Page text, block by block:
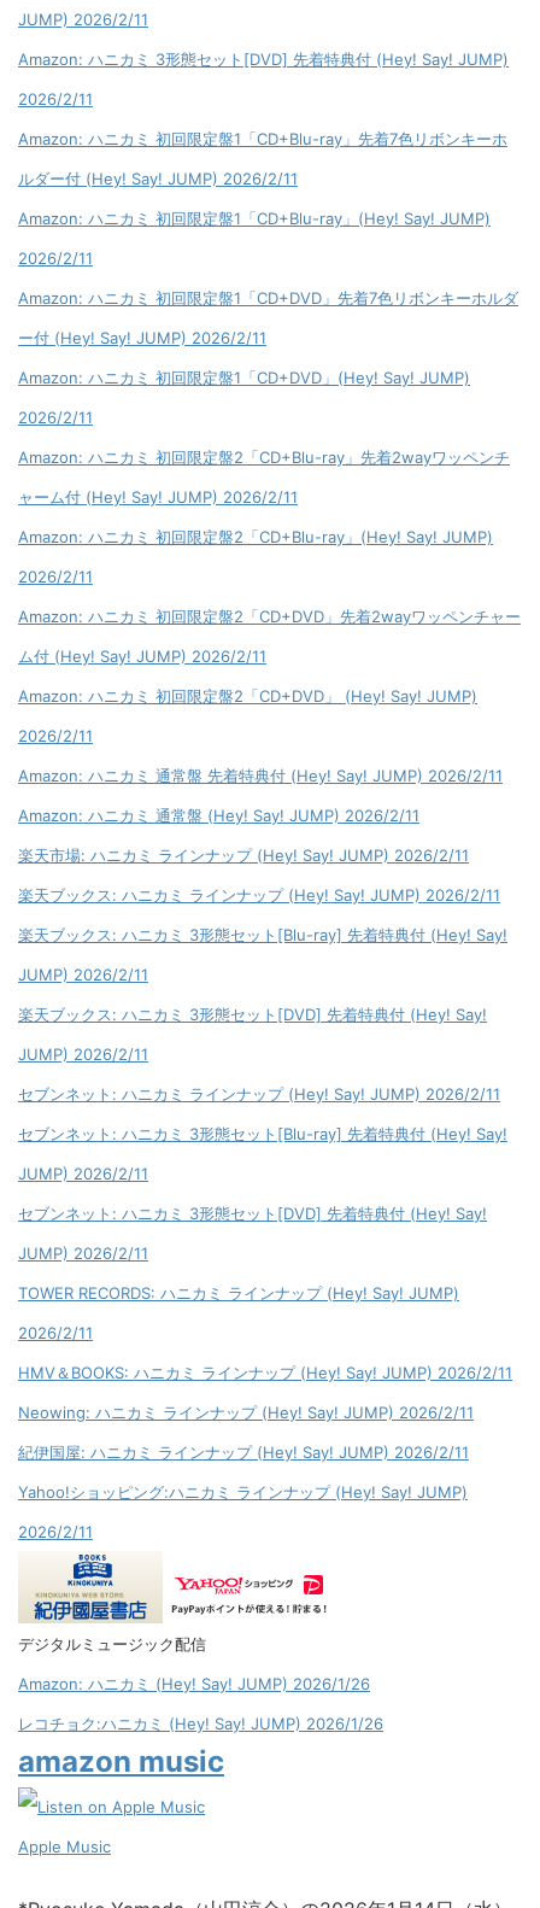
JUMP) 2026/2/11
Amazon: ハニカミ 3形態セット[DVD] 先着特典付 (Hey! Say! JUMP)
2026/2/11
Amazon: ハニカミ 初回限定盤1「CD+Blu-ray」先着7色リボンキーホ
ルダー付 (Hey! Say! JUMP) 2026/2/11
Amazon: ハニカミ 初回限定盤1「CD+Blu-ray」(Hey! Say! JUMP)
2026/2/11
Amazon: ハニカミ 初回限定盤1「CD+DVD」先着7色リボンキーホルダ
ー付 (Hey! Say! JUMP) 2026/2/11
Amazon: ハニカミ 初回限定盤1「CD+DVD」(Hey! Say! JUMP)
2026/2/11
Amazon: ハニカミ 初回限定盤2「CD+Blu-ray」先着2wayワッペンチ
ャーム付 (Hey! Say! JUMP) 2026/2/11
Amazon: ハニカミ 初回限定盤2「CD+Blu-ray」(Hey! Say! JUMP)
2026/2/11
Amazon: ハニカミ 初回限定盤2「CD+DVD」先着2wayワッペンチャー
ム付 (Hey! Say! JUMP) 2026/2/11
Amazon: ハニカミ 初回限定盤2「CD+DVD」 (Hey! Say! JUMP)
2026/2/11
Amazon: ハニカミ 通常盤 先着特典付 (Hey! Say! JUMP) 2026/2/11
Amazon: ハニカミ 通常盤 (Hey! Say! JUMP) 2026/2/11
楽天市場: ハニカミ ラインナップ (Hey! Say! JUMP) 2026/2/11
楽天ブックス: ハニカミ ラインナップ (Hey! Say! JUMP) 2026/2/11
楽天ブックス: ハニカミ 3形態セット[Blu-ray] 先着特典付 (Hey! Say!
JUMP) 2026/2/11
楽天ブックス: ハニカミ 3形態セット[DVD] 先着特典付 (Hey! Say!
JUMP) 2026/2/11
セブンネット: ハニカミ ラインナップ (Hey! Say! JUMP) 2026/2/11
セブンネット: ハニカミ 3形態セット[Blu-ray] 先着特典付 (Hey! Say!
JUMP) 2026/2/11
セブンネット: ハニカミ 3形態セット[DVD] 先着特典付 (Hey! Say!
JUMP) 2026/2/11
TOWER RECORDS: ハニカミ ラインナップ (Hey! Say! JUMP)
2026/2/11
HMV＆BOOKS: ハニカミ ラインナップ (Hey! Say! JUMP) 2026/2/11
Neowing: ハニカミ ラインナップ (Hey! Say! JUMP) 2026/2/11
紀伊国屋: ハニカミ ラインナップ (Hey! Say! JUMP) 2026/2/11
Yahoo!ショッピング:ハニカミ ラインナップ (Hey! Say! JUMP)
2026/2/11
デジタルミュージック配信
Amazon: ハニカミ (Hey! Say! JUMP) 2026/1/26
レコチョク:ハニカミ (Hey! Say! JUMP) 2026/1/26
amazon music
Apple Music